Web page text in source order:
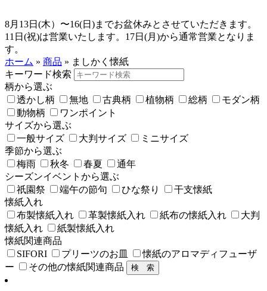
8月13日(木）〜16(日)までお盆休みとさせていただきます。
11日(祝)は営業いたします。17日(月)から通常営業となりま
す。
ホーム » 商品 » ましかく懐紙
キーワード検索
柄から選ぶ
透かし柄
無地 古典柄 植物柄 総柄
モダン柄
動物柄
ワンポイント
サイズから選ぶ
一般サイズ
大判サイズ
ミニサイズ
季節から選ぶ
梅雨
秋冬 春夏
通年
シーズンイベントから選ぶ
祇園祭
端午の節句 ひな祭り
干支懐紙
懐紙入れ
布製懐紙入れ
革製懐紙入れ 紙布の懐紙入れ
大判
懐紙入れ
紙製懐紙入れ
懐紙関連商品
SIFORI
プリーツのお皿
懐紙のアロマディフューザ
ー
その他の懐紙関連商品